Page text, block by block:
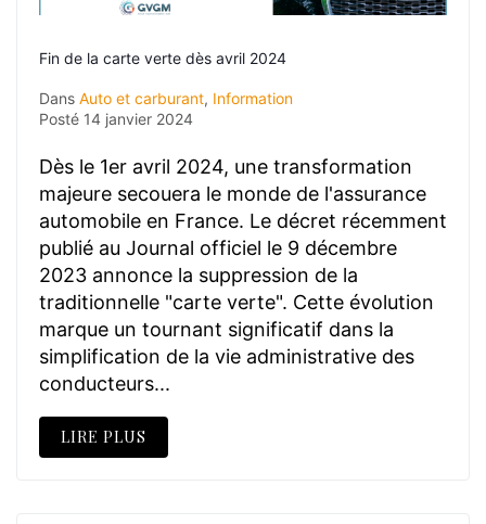
Fin de la carte verte dès avril 2024
Dans Auto et carburant, Information
Posté 14 janvier 2024
Dès le 1er avril 2024, une transformation
majeure secouera le monde de l'assurance
automobile en France. Le décret récemment
publié au Journal officiel le 9 décembre
2023 annonce la suppression de la
traditionnelle "carte verte". Cette évolution
marque un tournant significatif dans la
simplification de la vie administrative des
conducteurs...
LIRE PLUS